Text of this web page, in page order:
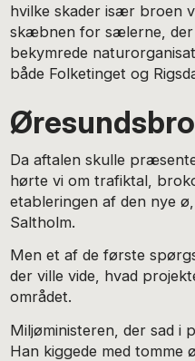
hvilke skader især broen
skæbnen for sælerne, der
bekymrede
både Folketinget og
Da aftalen skulle
hørte vi om trafiktal,
etableringen af den nye ø,
Saltholm.
Men et af de første
der ville vide, hvad
området.
Miljøministeren, der sad i
Han kiggede med tomme